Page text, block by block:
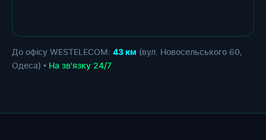
До офісу WESTELECOM: 43 км (вул. Новосельського 60,
Одеса) • На зв'язку 24/7